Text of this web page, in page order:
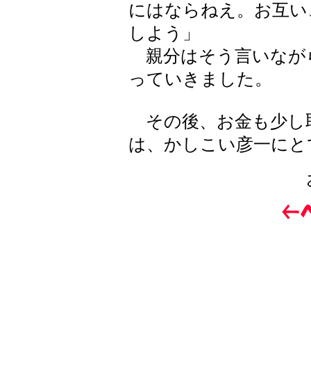
にはならねえ。お互
しよう」
親分はそう言いなが
っていきました。
その後、お金も少し
は、かしこい彦一に